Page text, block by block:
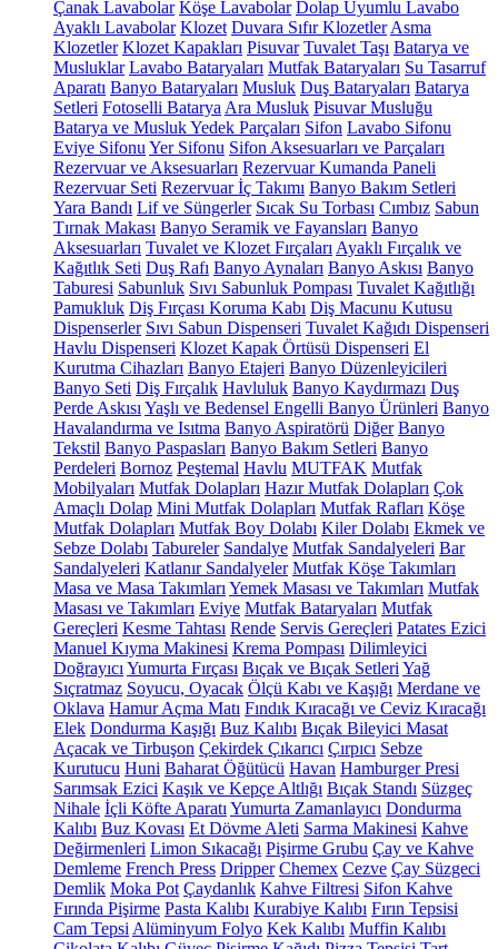
Çanak Lavabolar Köşe Lavabolar Dolap Uyumlu Lavabo
Ayaklı Lavabolar Klozet Duvara Sıfır Klozetler Asma
Klozetler Klozet Kapakları Pisuvar Tuvalet Taşı Batarya ve
Musluklar Lavabo Bataryaları Mutfak Bataryaları Su Tasarruf
Aparatı Banyo Bataryaları Musluk Duş Bataryaları Batarya
Setleri Fotoselli Batarya Ara Musluk Pisuvar Musluğu
Batarya ve Musluk Yedek Parçaları Sifon Lavabo Sifonu
Eviye Sifonu Yer Sifonu Sifon Aksesuarları ve Parçaları
Rezervuar ve Aksesuarları Rezervuar Kumanda Paneli
Rezervuar Seti Rezervuar İç Takımı Banyo Bakım Setleri
Yara Bandı Lif ve Süngerler Sıcak Su Torbası Cımbız Sabun
Tırnak Makası Banyo Seramik ve Fayansları Banyo
Aksesuarları Tuvalet ve Klozet Fırçaları Ayaklı Fırçalık ve
Kağıtlık Seti Duş Rafı Banyo Aynaları Banyo Askısı Banyo
Taburesi Sabunluk Sıvı Sabunluk Pompası Tuvalet Kağıtlığı
Pamukluk Diş Fırçası Koruma Kabı Diş Macunu Kutusu
Dispenserler Sıvı Sabun Dispenseri Tuvalet Kağıdı Dispenseri
Havlu Dispenseri Klozet Kapak Örtüsü Dispenseri El
Kurutma Cihazları Banyo Etajeri Banyo Düzenleyicileri
Banyo Seti Diş Fırçalık Havluluk Banyo Kaydırmazı Duş
Perde Askısı Yaşlı ve Bedensel Engelli Banyo Ürünleri Banyo
Havalandırma ve Isıtma Banyo Aspiratörü Diğer Banyo
Tekstil Banyo Paspasları Banyo Bakım Setleri Banyo
Perdeleri Bornoz Peştemal Havlu MUTFAK Mutfak
Mobilyaları Mutfak Dolapları Hazır Mutfak Dolapları Çok
Amaçlı Dolap Mini Mutfak Dolapları Mutfak Rafları Köşe
Mutfak Dolapları Mutfak Boy Dolabı Kiler Dolabı Ekmek ve
Sebze Dolabı Tabureler Sandalye Mutfak Sandalyeleri Bar
Sandalyeleri Katlanır Sandalyeler Mutfak Köşe Takımları
Masa ve Masa Takımları Yemek Masası ve Takımları Mutfak
Masası ve Takımları Eviye Mutfak Bataryaları Mutfak
Gereçleri Kesme Tahtası Rende Servis Gereçleri Patates Ezici
Manuel Kıyma Makinesi Krema Pompası Dilimleyici
Doğrayıcı Yumurta Fırçası Bıçak ve Bıçak Setleri Yağ
Sıçratmaz Soyucu, Oyacak Ölçü Kabı ve Kaşığı Merdane ve
Oklava Hamur Açma Matı Fındık Kıracağı ve Ceviz Kıracağı
Elek Dondurma Kaşığı Buz Kalıbı Bıçak Bileyici Masat
Açacak ve Tirbuşon Çekirdek Çıkarıcı Çırpıcı Sebze
Kurutucu Huni Baharat Öğütücü Havan Hamburger Presi
Sarımsak Ezici Kaşık ve Kepçe Altlığı Bıçak Standı Süzgeç
Nihale İçli Köfte Aparatı Yumurta Zamanlayıcı Dondurma
Kalıbı Buz Kovası Et Dövme Aleti Sarma Makinesi Kahve
Değirmenleri Limon Sıkacağı Pişirme Grubu Çay ve Kahve
Demleme French Press Dripper Chemex Cezve Çay Süzgeci
Demlik Moka Pot Çaydanlık Kahve Filtresi Sifon Kahve
Fırında Pişirme Pasta Kalıbı Kurabiye Kalıbı Fırın Tepsisi
Cam Tepsi Alüminyum Folyo Kek Kalıbı Muffin Kalıbı